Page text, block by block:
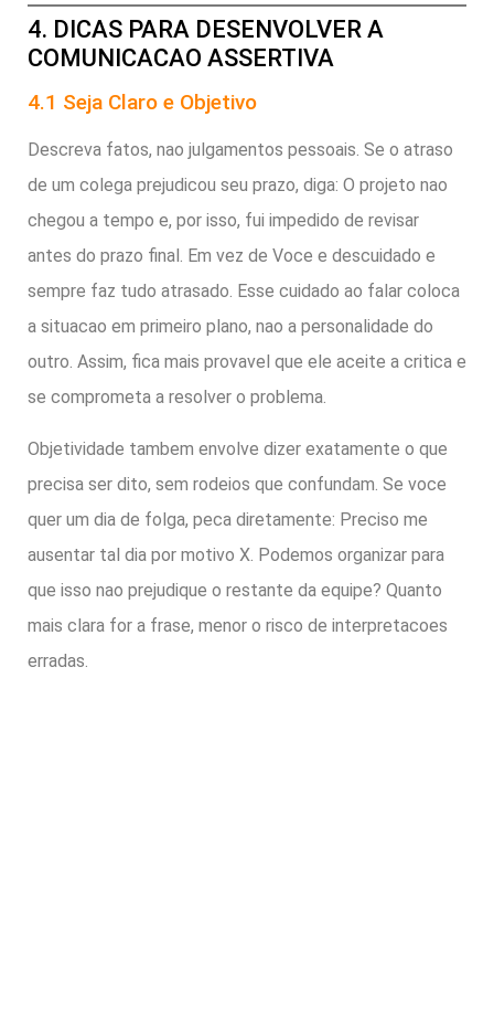
4. DICAS PARA DESENVOLVER A
COMUNICACAO ASSERTIVA
4.1 Seja Claro e Objetivo
Descreva fatos, nao julgamentos pessoais. Se o atraso
de um colega prejudicou seu prazo, diga: O projeto nao
chegou a tempo e, por isso, fui impedido de revisar
antes do prazo final. Em vez de Voce e descuidado e
sempre faz tudo atrasado. Esse cuidado ao falar coloca
a situacao em primeiro plano, nao a personalidade do
outro. Assim, fica mais provavel que ele aceite a critica e
se comprometa a resolver o problema.
Objetividade tambem envolve dizer exatamente o que
precisa ser dito, sem rodeios que confundam. Se voce
quer um dia de folga, peca diretamente: Preciso me
ausentar tal dia por motivo X. Podemos organizar para
que isso nao prejudique o restante da equipe? Quanto
mais clara for a frase, menor o risco de interpretacoes
erradas.